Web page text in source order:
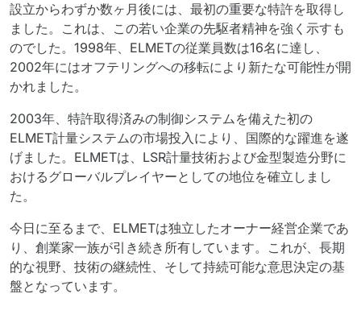
設立からわずか数ヶ月後には、最初の重要な特許を取得し
ました。これは、この若い企業の先駆者精神を強く示すも
のでした。1998年、ELMETの従業員数は16名に達し、
2002年にはオフテリングへの移転により新たな可能性が開
かれました。
2003年、特許取得済みの制御システムを備えた初の
ELMET計量システムの市場投入により、国際的な躍進を遂
げました。ELMETは、LSR計量技術および金型製造分野に
おけるグローバルプレイヤーとしての地位を確立しまし
た。
今日に至るまで、ELMETは独立したオーナー経営企業であ
り、創業家一族が引き続き所有しています。これが、長期
的な視野、技術の継続性、そして持続可能な意思決定の基
盤となっています。